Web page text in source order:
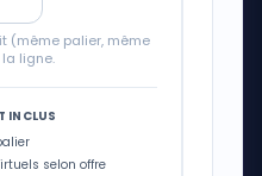
(même palier, même
ligne.
INCLUS
selon offre